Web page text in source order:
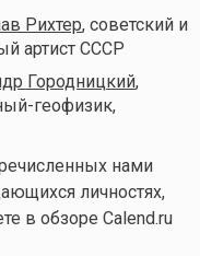
Рихтер, советский и
артист СССР
Городницкий,
геофизик,
нами
личностях,
в обзоре Calend.ru